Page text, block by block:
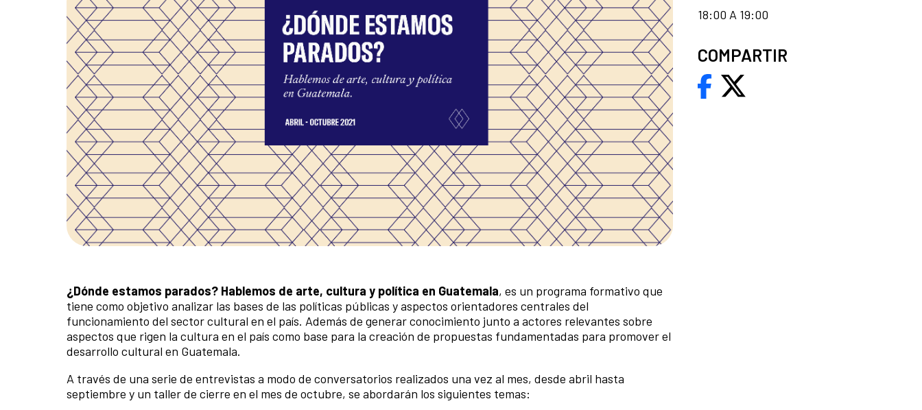
¿Dónde estamos parados? Hablemos de arte, cultura y política en Guatemala, es un programa formativo que
tiene como objetivo analizar las bases de las políticas públicas y aspectos orientadores centrales del
funcionamiento del sector cultural en el país. Además de generar conocimiento junto a actores relevantes sobre
aspectos que rigen la cultura en el país como base para la creación de propuestas fundamentadas para promover el
desarrollo cultural en Guatemala.
A través de una serie de entrevistas a modo de conversatorios realizados una vez al mes, desde abril hasta
septiembre y un taller de cierre en el mes de octubre, se abordarán los siguientes temas:
18:00 A 19:00
COMPARTIR